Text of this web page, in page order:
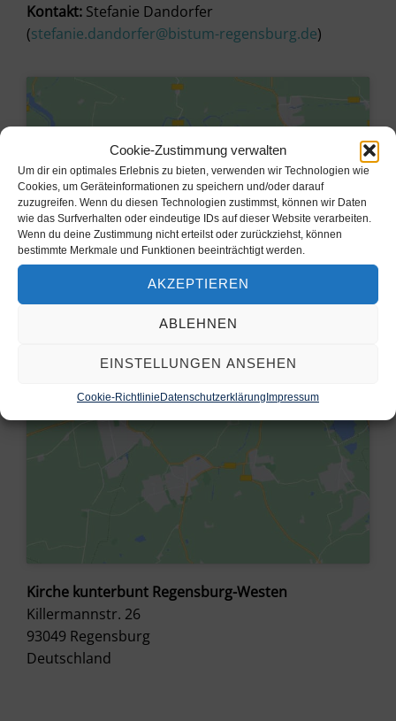
Cookie-Zustimmung verwalten
Um dir ein optimales Erlebnis zu bieten, verwenden wir Technologien wie
Cookies, um Geräteinformationen zu speichern und/oder darauf
zuzugreifen. Wenn du diesen Technologien zustimmst, können wir Daten
wie das Surfverhalten oder eindeutige IDs auf dieser Website verarbeiten.
Wenn du deine Zustimmung nicht erteilst oder zurückziehst, können
bestimmte Merkmale und Funktionen beeinträchtigt werden.
AKZEPTIEREN
ABLEHNEN
EINSTELLUNGEN ANSEHEN
Cookie-RichtlinieDatenschutzerklärungImpressum
Kontakt: Stefanie Dandorfer
(stefanie.dandorfer@bistum-regensburg.de)
zu akzeptieren und diesen Inhalt zu
Kirche kunterbunt Regensburg-Westen
Killermannstr. 26
93049 Regensburg
Deutschland